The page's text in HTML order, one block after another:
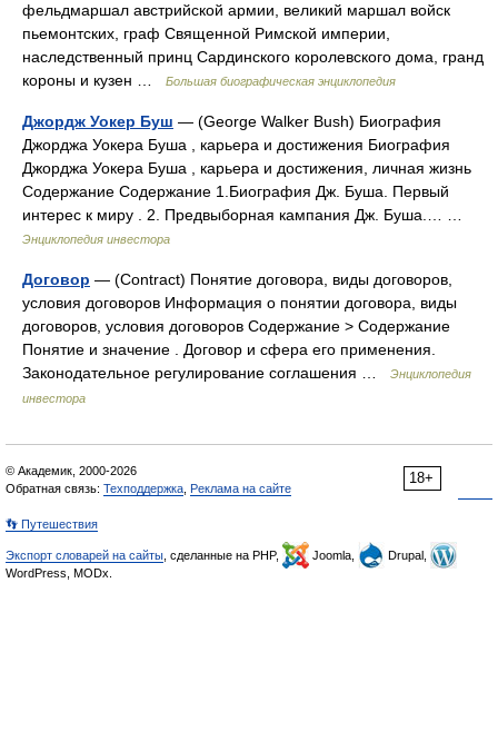
фельдмаршал австрийской армии, великий маршал войск
пьемонтских, граф Священной Римской империи,
наследственный принц Сардинского королевского дома, гранд
короны и кузен …
Большая биографическая энциклопедия
Джордж Уокер Буш — (George Walker Bush) Биография
Джорджа Уокера Буша , карьера и достижения Биография
Джорджа Уокера Буша , карьера и достижения, личная жизнь
Содержание Содержание 1.Биография Дж. Буша. Первый
интерес к миру . 2. Предвыборная кампания Дж. Буша.… …
Энциклопедия инвестора
Договор — (Contract) Понятие договора, виды договоров,
условия договоров Информация о понятии договора, виды
договоров, условия договоров Содержание > Содержание
Понятие и значение . Договор и сфера его применения.
Законодательное регулирование соглашения …
Энциклопедия
инвестора
18+
© Академик, 2000-2026
Обратная связь: Техподдержка Реклама на сайте
👣 Путешествия
Экспорт словарей на сайты , сделанные на PHP, Joomla,
Drupal,
WordPress, MODx.